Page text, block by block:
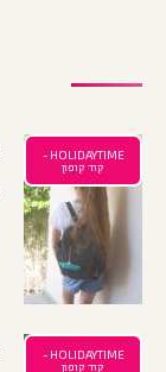
HOLIDAYTIME -
קוד קופון
HOLIDAYTIME -
קוד קופון